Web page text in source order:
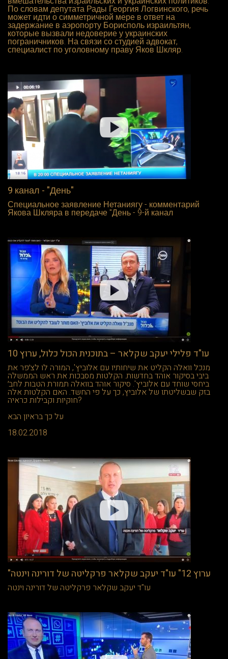
По словам депутата Рады Георгия Логвинского, речь
может идти о симметричной мере в ответ на
задержание в аэропорту Борисполь израильтян,
которые вызвали недоверие у украинских
пограничников. На связи со студией адвокат,
специалист по уголовному праву Яков Шкляр.
9 канал - "День"
Специальное заявление Нетаниягу - комментарий
Якова Шкляра в передаче "День - 9-й канал
עו"ד פלילי יעקב שקלאר – בתוכנית הכול כלול, ערוץ 10
מנכל וואלה הקליט את שיחותיו עם אלוביץ', המורה לו לצ׳פר את
ביבי בסיקור אוהד בחדשות. הקלטות מסבכות את ראש הממשלה
ביחסי שוחד עם אלוביץ'. סיקור אוהד בוואלה תמורת הטבות לחב׳
בזק שבשליטתו של אלוביץ, כך על פי החשד. האם הקלטות אלה
חוקיות וקבילות כראיה?
על כך בראיון הבא
18.02.2018
"ערוץ 12" עו"ד יעקב שקלאר פרקליטה של דורינה וינטה
עו"ד יעקב שקלאר פרקליטה של דורינה וינטה